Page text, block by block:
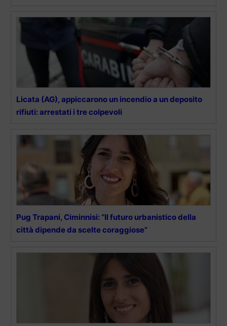
Licata (AG), appiccarono un incendio a un deposito
rifiuti: arrestati i tre colpevoli
Pug Trapani, Ciminnisi: “Il futuro urbanistico della
città dipende da scelte coraggiose”